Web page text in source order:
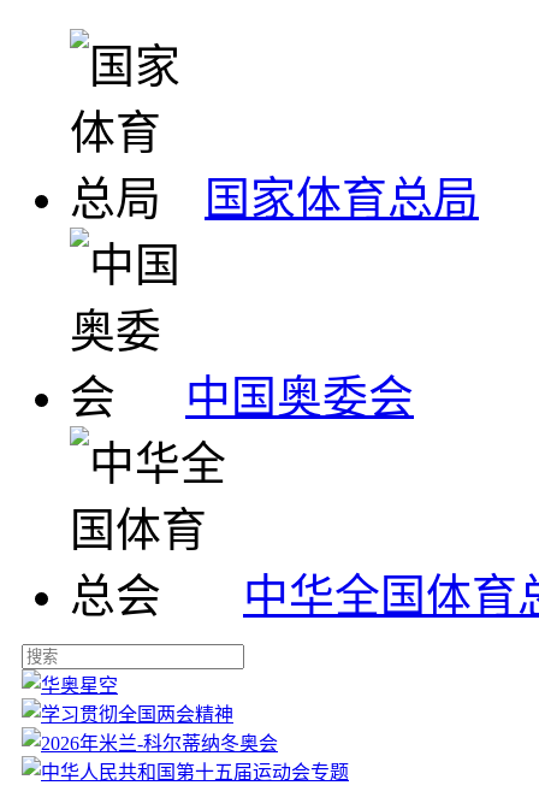
国家体育总局
中国奥委会
中华全国体育